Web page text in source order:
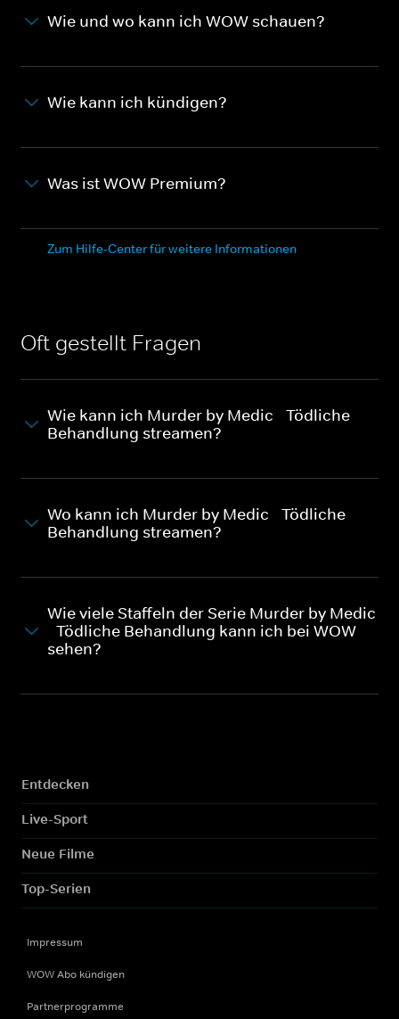
Wie und wo kann ich WOW schauen?
Wie kann ich kündigen?
Was ist WOW Premium?
Zum Hilfe-Center für weitere Informationen
Oft gestellt Fragen
Wie kann ich Murder by Medic - Tödliche
Behandlung streamen?
Wo kann ich Murder by Medic - Tödliche
Behandlung streamen?
Wie viele Staffeln der Serie Murder by Medic
- Tödliche Behandlung kann ich bei WOW
sehen?
Entdecken
Live-Sport
Neue Filme
Top-Serien
Impressum
WOW Abo kündigen
Partnerprogramme